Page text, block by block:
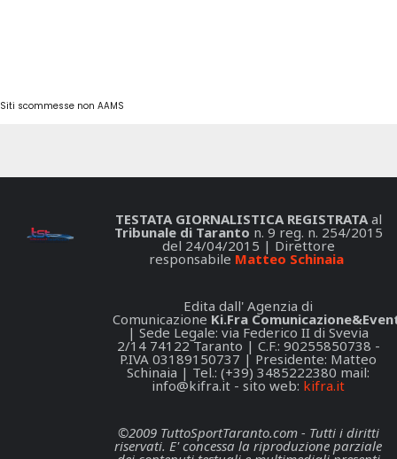
Siti scommesse non AAMS
TESTATA GIORNALISTICA REGISTRATAal
Tribunale di Taranto n. 9 reg. n. 254/2015
del 24/04/2015 | Direttore
responsabile Matteo Schinaia
Edita dall' Agenzia di
Comunicazione Ki.Fra
| Sede Legale: via Federico II di Svevia
2/14 74122 Taranto | C.F.: 90255850738 -
P.IVA 03189150737 | Presidente: Matteo
Schinaia | Tel.: (+39) 3485222380 mail:
info@kifra.it - sito web: kifra.it
©2009 TuttoSportTaranto.com - Tutti i diritti
riservati. E' concessa la riproduzione parziale